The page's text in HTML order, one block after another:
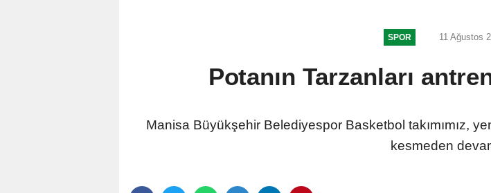
SPOR 11 Ağustos
Potanın Tarzanları
Manisa Büyükşehir Belediyespor Basketbol takımımız,
kesmeden